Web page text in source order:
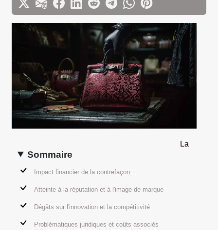
Sommaire
Impact financier de la contrefaçon
Atteinte à la réputation et à l'image de marque
Dégâts sur l'innovation et la compétitivité
Problématiques juridiques et coûts associés
La